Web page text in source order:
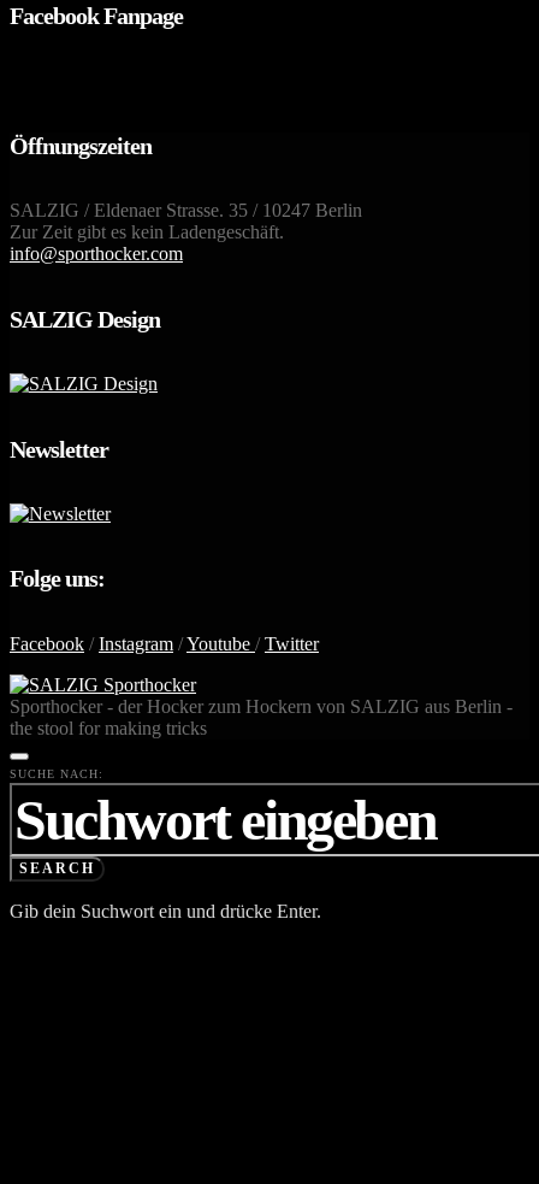
Facebook Fanpage
Öffnungszeiten
SALZIG / Eldenaer Strasse. 35 / 10247 Berlin
Zur Zeit gibt es kein Ladengeschäft.
info@sporthocker.com
SALZIG Design
Newsletter
Folge uns:
Facebook /Instagram /Youtube /Twitter
Sporthocker - der Hocker zum Hockern von SALZIG aus Berlin -
the stool for making tricks
SUCHE NACH:
SEARCH
Gib dein Suchwort ein und drücke Enter.